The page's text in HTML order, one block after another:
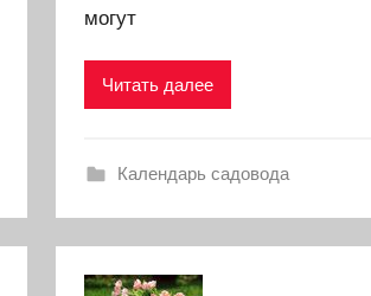
могут
Читать далее
Календарь садовода